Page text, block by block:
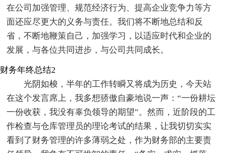
在公司加强管理、规范经济行为、提高企业竞争力等方
面还应尽更大的义务与责任。我们将不断地总结和反
省，不断地鞭策自己，加强学习，以适应时代和企业的
发展，与各位共同进步，与公司共同成长。
财务年终总结2
光阴如梭，半年的工作转瞬又将成为历史，今天站
在这个发言席上，我多想骄傲自豪地说一声：“一份耕坛
一份收获，我没有辜负领导的期望”。然而，近阶段的工
作检查与仓库管理员的理论考试的结果，让我切切实实
看到了财务管理的许多薄弱之处，作为财务部的主要责